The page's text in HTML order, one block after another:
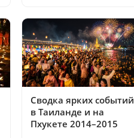
Сводка ярких событий
в Таиланде и на
Пхукете 2014–2015